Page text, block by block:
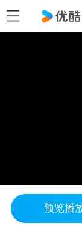
预览播